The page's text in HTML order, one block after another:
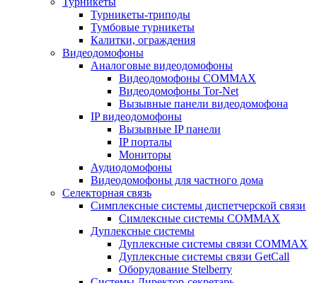
Турникеты-триподы
Тумбовые турникеты
Калитки, ограждения
Видеодомофоны
Аналоговые видеодомофоны
Видеодомофоны COMMAX
Видеодомофоны Tor-Net
Вызывные панели видеодомофона
IP видеодомофоны
Вызывные IP панели
IP порталы
Мониторы
Аудиодомофоны
Видеодомофоны для частного дома
Селекторная связь
Симплексные системы диспетчерской связи
Симлексные системы COMMAX
Дуплексные системы
Дуплексные системы связи COMMAX
Дуплексные системы связи GetCall
Оборудование Stelberry